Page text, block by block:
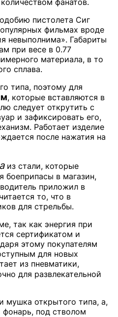
пистолета Сиг
фильмах вроде
невыполнима». Габариты
при весе в 0.77
материала, в то
сплава.
типа, поэтому для
, которые вставляются в
следует открутить с
и зафиксировать его,
Работает изделие
после нажатия на
из стали, которые
боеприпасы в магазин,
приложил в
то, что в
для стрельбы.
так как энергия при
сертификатом и
этому покупателям
для новых
из пневматики,
для развлекательной
мушка открытого типа, а,
фонарь, под стволом